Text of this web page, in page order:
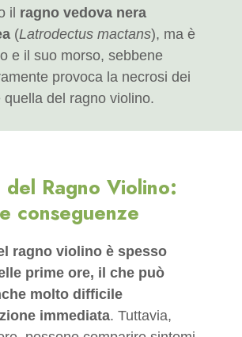
il ragno vedova nera
(Latrodectus mactans), ma è
e il suo morso, sebbene
provoca la necrosi dei
del ragno violino.
del Ragno Violino:
conseguenze
ragno violino è spesso
prime ore, il che può
molto difficile
immediata. Tuttavia,